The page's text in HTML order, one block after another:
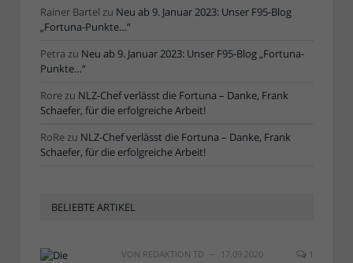
Rainer Bartel zu Neu ab 9. Januar 2023: Unser F95-Blog
„Fortuna-Punkte…“
Petra zu Neu ab 9. Januar 2023: Unser F95-Blog „Fortuna-
Punkte…“
Rorezu NLZ-Chef verlässt die Fortuna – Danke, Frank
Schaefer, für die erfolgreiche Arbeit!
RoRezu NLZ-Chef verlässt die Fortuna – Danke, Frank
Schaefer, für die erfolgreiche Arbeit!
BELIEBTE ARTIKEL
VON REDAKTION TD 17.09.2020 1